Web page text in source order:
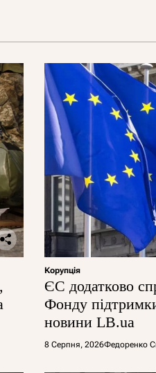
Корупція
ЄС додатково
Фонду
новини LB.ua
8 Серпня, 2026Федоренко